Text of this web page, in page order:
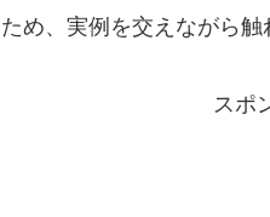
め、実例を交えながら
スポ